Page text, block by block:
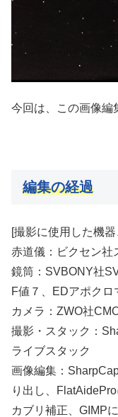
今回は、この画像編
編集の経過
[撮影に使用した機
赤道儀：ビクセン社
鏡筒：SVBONY社
F値７、EDアポクロ
カメラ：ZWO社
撮影・スタック：
ライブスタック
画像編集：
り出し、
カブリ補正、GIMP